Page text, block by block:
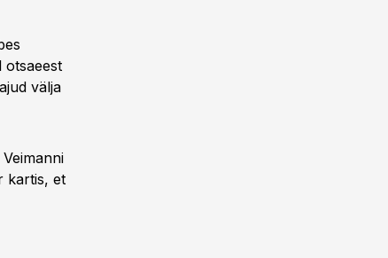
otsaeest
välja
kartis, et